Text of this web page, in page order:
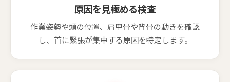
原因を見極める検査
作業姿勢や頭の位置、肩甲骨や背骨の動きを確認
し、首に緊張が集中する原因を特定します。